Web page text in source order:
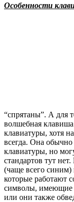
Особенности
“спрятаны”. А для
волшебная клавиша
клавиатуры, хотя
всегда. Она
клавиатуры, но
стандартов тут
(чаще всего
которые работают
символы, имеющие
или они также